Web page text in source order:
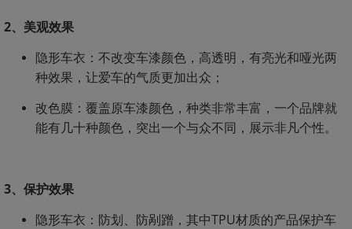
2、美观效果
隐形车衣：不改变车漆颜色，高透明，有亮光和哑光两
种效果，让爱车的气质更加出众；
改色膜：覆盖原车漆颜色，种类非常丰富，一个品牌就
能有几十种颜色，突出一个与众不同，展示非凡个性。
3、保护效果
隐形车衣：防划、防剐蹭，其中TPU材质的产品保护车